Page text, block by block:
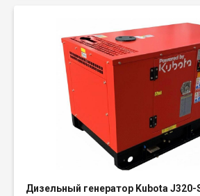
Дизельный генератор Kubota J320-